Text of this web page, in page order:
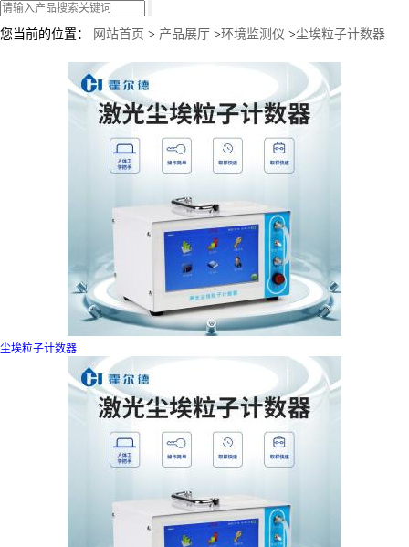
您当前的位置： 网站首页 > 产品展厅 >环境监测仪 >尘埃粒子计数器
尘埃粒子计数器